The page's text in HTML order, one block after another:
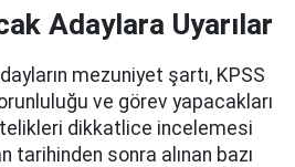
Adaylara Uyarılar
mezuniyet şartı, KPSS
ve görev yapacakları
dikkatlice incelemesi
tarihinden sonra alınan bazı